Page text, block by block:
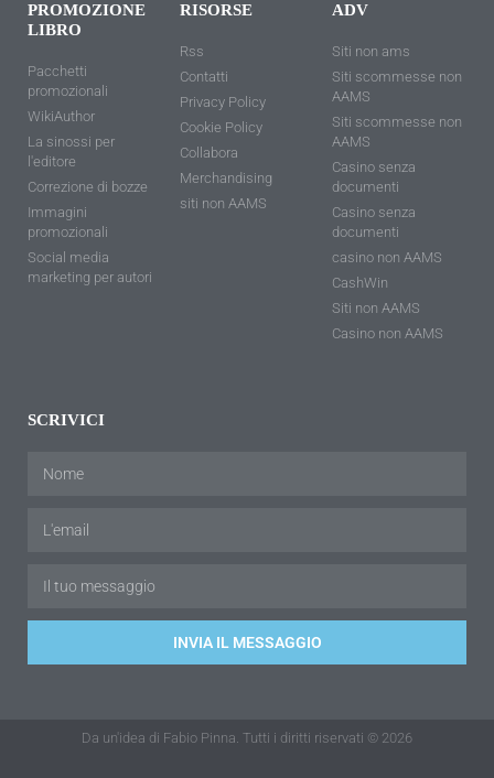
PROMOZIONE
LIBRO
Pacchetti
promozionali
WikiAuthor
La sinossi per
l'editore
Correzione di bozze
Immagini
promozionali
Social media
marketing per autori
RISORSE
Rss
Contatti
Privacy Policy
Cookie Policy
Collabora
Merchandising
siti non AAMS
ADV
Siti non ams
Siti scommesse non
AAMS
Siti scommesse non
AAMS
Casino senza
documenti
Casino senza
documenti
casino non AAMS
CashWin
Siti non AAMS
Casino non AAMS
SCRIVICI
INVIA IL MESSAGGIO
Da un'idea di Fabio Pinna. Tutti i diritti riservati © 2026